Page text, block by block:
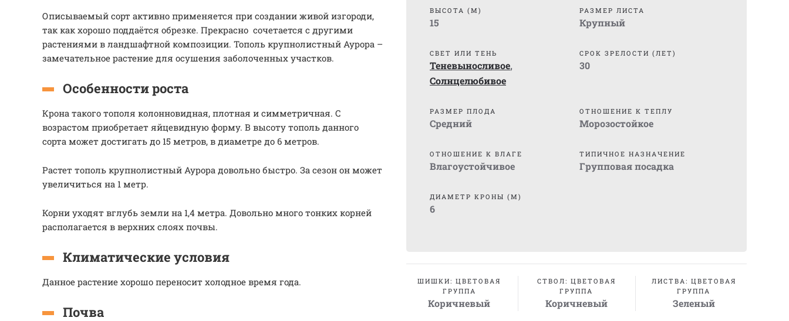
Описываемый сорт активно применяется при создании живой изгороди,
так как хорошо поддаётся обрезке. Прекрасно сочетается с другими
растениями в ландшафтной композиции. Тополь крупнолистный Аурора –
замечательное растение для осушения заболоченных участков.
Особенности роста
Крона такого тополя колонновидная, плотная и симметричная. С
возрастом приобретает яйцевидную форму. В высоту тополь данного
сорта может достигать до 15 метров, в диаметре до 6 метров.
Растет тополь крупнолистный Аурора довольно быстро. За сезон он может
увеличиться на 1 метр.
Корни уходят вглубь земли на 1,4 метра. Довольно много тонких корней
располагается в верхних слоях почвы.
Климатические условия
Данное растение хорошо переносит холодное время года.
Почва
ВЫСОТА (М)
15
РАЗМЕР ЛИСТА
Крупный
СВЕТ ИЛИ ТЕНЬ
Теневыносливое,
Солнцелюбивое
СРОК ЗРЕЛОСТИ (ЛЕТ)
30
РАЗМЕР ПЛОДА
Средний
ОТНОШЕНИЕ К ТЕПЛУ
Морозостойкое
ОТНОШЕНИЕ К ВЛАГЕ
Влагоустойчивое
ТИПИЧНОЕ НАЗНАЧЕНИЕ
Групповая посадка
ДИАМЕТР КРОНЫ (М)
6
ШИШКИ: ЦВЕТОВАЯ
ГРУППА
Коричневый
СТВОЛ: ЦВЕТОВАЯ
ГРУППА
Коричневый
ЛИСТВА: ЦВЕТОВАЯ
ГРУППА
Зеленый